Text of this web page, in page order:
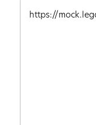
https://